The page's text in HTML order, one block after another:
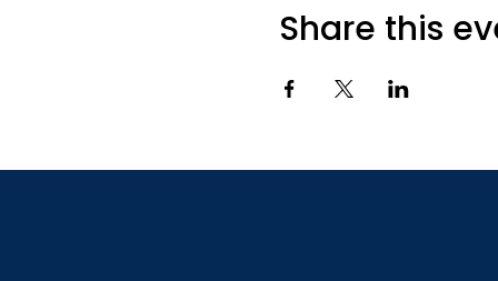
Share this